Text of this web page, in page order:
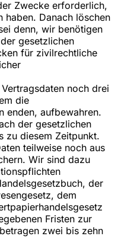
Zwecke erforderlich,
haben. Danach löschen
denn, wir benötigen
gesetzlichen
für zivilrechtliche
noch drei
die
enden, aufbewahren.
der gesetzlichen
zu diesem Zeitpunkt.
teilweise noch aus
Wir sind dazu
der
dem
Fristen zur
zwei bis zehn